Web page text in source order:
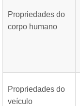
Propriedades do
corpo humano
Propriedades do
veículo